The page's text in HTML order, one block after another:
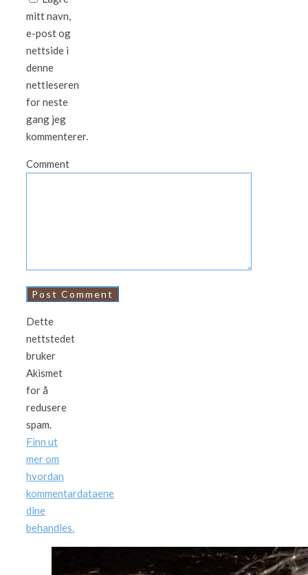
mitt navn,
e-post og
nettside i
denne
nettleseren
for neste
gang jeg
kommenterer.
Comment
Dette
nettstedet
bruker
Akismet
for å
redusere
spam.
Finn ut
mer om
hvordan
kommentardataene
dine
behandles.